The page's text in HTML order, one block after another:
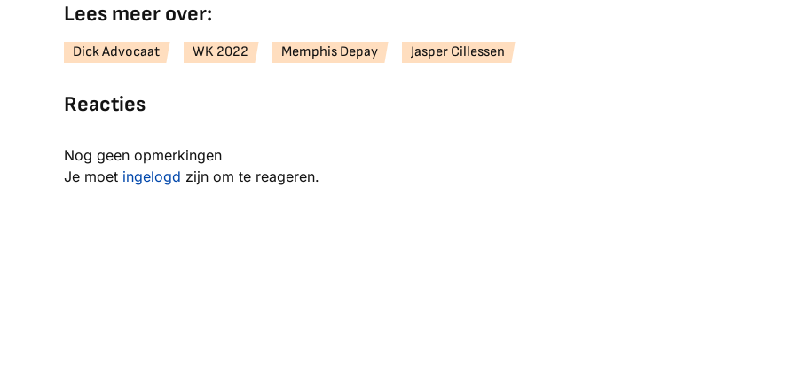
Lees meer over:
Dick Advocaat WK 2022 Memphis Depay Jasper Cillessen
Reacties
Nog geen opmerkingen
Je moet ingelogd zijn om te reageren.